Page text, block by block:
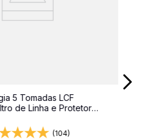
5 Tomadas LCF
de Linha e Protetor
(104)